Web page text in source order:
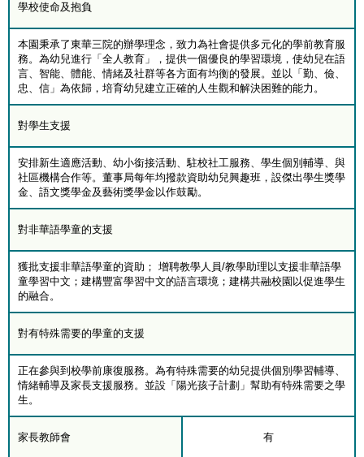
學校使命及抱負
本園秉承了東華三院的辦學理念，致力為社會提供多元化的學前教育服
務。為幼兒進行「全人教育」，提供一個優良的學習環境，使幼兒在語
言、智能、體能、情緒及社群等各方面有均衡的發展。並以「勤、儉、
忠、信」為依歸，培育幼兒建立正確的人生觀和解決困難的能力。
對學生支援
安排新生適應活動、幼小銜接活動、駐校社工服務、學生個別輔導、與
社區機構合作等。董事局每年均撥款資助幼兒興趣班，設傑出學生獎學
金、語文獎學金及藝術獎學金以作鼓勵。
對非華語學童的支援
獲批支援非華語學童的資助； 增聘教學人員/教學助理以支援非華語學
童學習中文；建構豐富學習中文的語言環境；建構共融校園以促進學生
的融合。
對有特殊需要的學童的支援
正在參與到校學前康復服務。為有特殊需要的幼兒提供個別學習輔導、
情緒輔導及家長支援服務。並設「陽光孩子計劃」幫助有特殊需要之學
生。
家長教師會 有